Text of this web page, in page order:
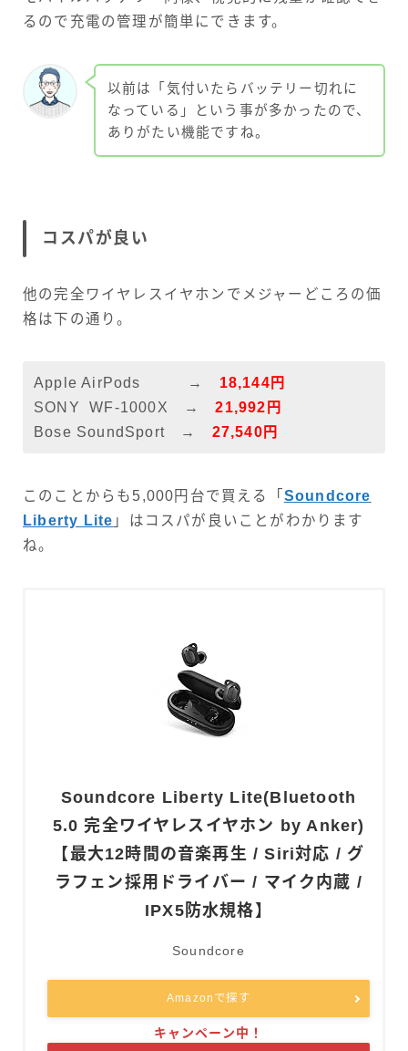
るので充電の管理が簡単にできます。
以前は「気付いたらバッテリー切れに
なっている」という事が多かったので、
ありがたい機能ですね。
コスパが良い
他の完全ワイヤレスイヤホンでメジャーどころの価
格は下の通り。
Apple AirPods → 18,144円
SONY WF-1000X →21,992円
Bose SoundSport → 27,540円
このことからも5,000円台で買える「 Soundcore
Liberty Lite 」はコスパが良いことがわかります
ね。
Soundcore Liberty Lite(Bluetooth
5.0 完全ワイヤレスイヤホン by Anker)
【最大12時間の音楽再生 / Siri対応 / グ
ラフェン採用ドライバー / マイク内蔵 /
IPX5防水規格】
Soundcore
Amazonで探す